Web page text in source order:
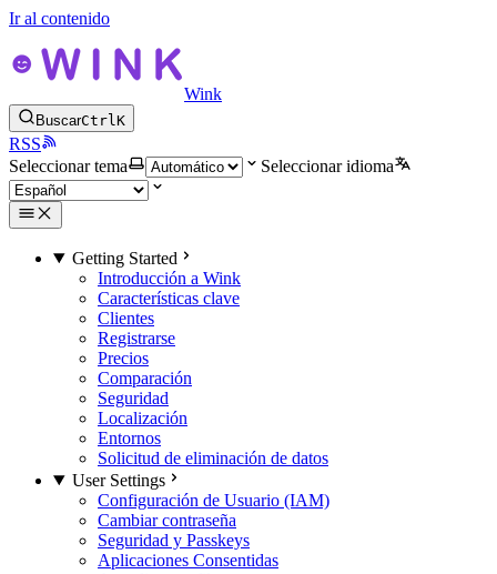
Ir al contenido
Wink
BuscarCtrlK
RSS
Seleccionar tema
Seleccionar idioma
Getting Started
Introducción a Wink
Características clave
Clientes
Registrarse
Precios
Comparación
Seguridad
Localización
Entornos
Solicitud de eliminación de datos
User Settings
Configuración de Usuario (IAM)
Cambiar contraseña
Seguridad y Passkeys
Aplicaciones Consentidas